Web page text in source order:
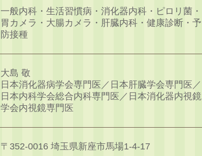
一般内科・生活習慣病・消化器内科・ピロリ菌・
胃カメラ・大腸カメラ・肝臓内科・健康診断・予
防接種
大島 敬
日本消化器病学会専門医／日本肝臓学会専門医／
日本内科学会総合内科専門医／日本消化器内視鏡
学会内視鏡専門医
〒352-0016 埼玉県新座市馬場1-4-17